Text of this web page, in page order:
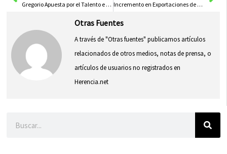
Gregorio Apuesta por el Talento e Innovación para Enriquecer el Tejido Social y Productivo de Talavera Incremento en Exportaciones de Castilla-La Mancha: Alcanzan 6.525,9 Millones Hasta Julio
Otras Fuentes
A través de "Otras fuentes" publicamos artículos
relacionados de otros medios, notas de prensa, o
artículos de usuarios no registrados en
Herencia.net